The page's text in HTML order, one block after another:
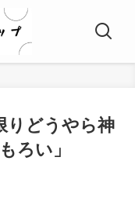
りどうやら神
ろい」